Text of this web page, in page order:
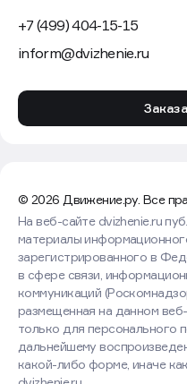
+7 (499) 404-15-15
inform@dvizhenie.ru
© 2026 Движение.ру. Все
На веб-сайте dvizhenie.ru
материалы
зарегистрированного в
в сфере связи,
коммуникаций
размещенная на данном
только для персонального
дальнейшему
какой-либо форме, иначе